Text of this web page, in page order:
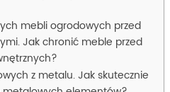
mebli ogrodowych przed
Jak chronić meble przed
z metalu. Jak skutecznie